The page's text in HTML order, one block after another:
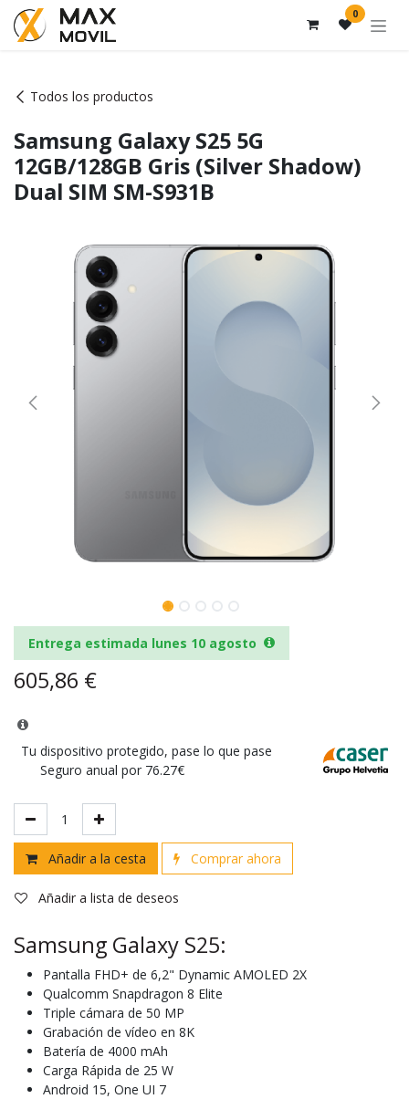
Ir al contenido 0
Todos los productos
Samsung Galaxy S25 5G
12GB/128GB Gris (Silver Shadow)
Dual SIM SM-S931B
Entrega estimada lunes 10 agosto
605,86 €
Tu dispositivo protegido, pase lo que pase
Seguro anual por 76.27€
Añadir a la cesta Comprar ahora
Añadir a lista de deseos
Samsung Galaxy S25:
Pantalla FHD+ de 6,2" Dynamic AMOLED 2X
Qualcomm Snapdragon 8 Elite
Triple cámara de 50 MP
Grabación de vídeo en 8K
Batería de 4000 mAh
Carga Rápida de 25 W
Android 15, One UI 7